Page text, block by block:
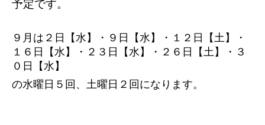
予定です。
９月は２日【水】・９日【水】・１２日【土】・
１６日【水】・２３日【水】・２６日【土】・３
０日【水】
の水曜日５回、土曜日２回になります。